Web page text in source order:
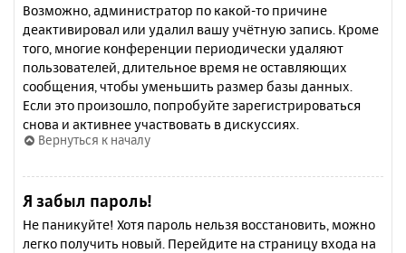
Возможно, администратор по какой-то причине
деактивировал или удалил вашу учётную запись. Кроме
того, многие конференции периодически удаляют
пользователей, длительное время не оставляющих
сообщения, чтобы уменьшить размер базы данных.
Если это произошло, попробуйте зарегистрироваться
снова и активнее участвовать в дискуссиях.
Вернуться к началу
Я забыл пароль!
Не паникуйте! Хотя пароль нельзя восстановить, можно
легко получить новый. Перейдите на страницу входа на